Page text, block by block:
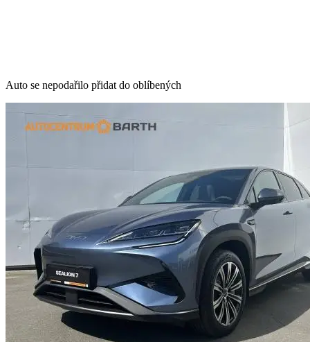
Auto se nepodařilo přidat do oblíbených